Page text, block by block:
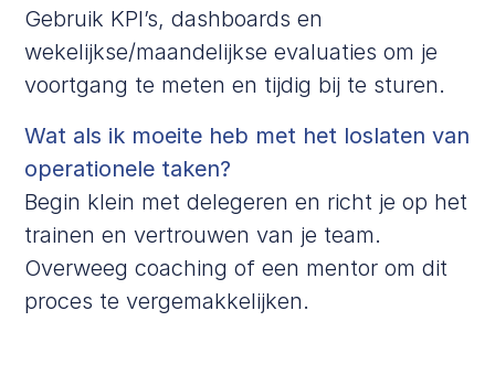
Gebruik KPI’s, dashboards en
wekelijkse/maandelijkse evaluaties om je
voortgang te meten en tijdig bij te sturen.
Wat als ik moeite heb met het loslaten van
operationele taken?
Begin klein met delegeren en richt je op het
trainen en vertrouwen van je team.
Overweeg coaching of een mentor om dit
proces te vergemakkelijken.